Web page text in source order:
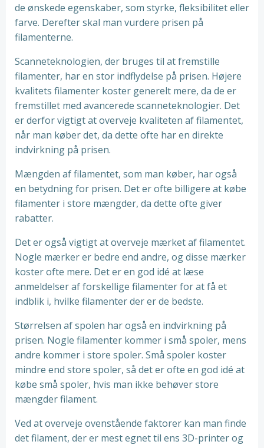
de ønskede egenskaber, som styrke, fleksibilitet eller
farve. Derefter skal man vurdere prisen på
filamenterne.
Scanneteknologien, der bruges til at fremstille
filamenter, har en stor indflydelse på prisen. Højere
kvalitets filamenter koster generelt mere, da de er
fremstillet med avancerede scanneteknologier. Det
er derfor vigtigt at overveje kvaliteten af filamentet,
når man køber det, da dette ofte har en direkte
indvirkning på prisen.
Mængden af filamentet, som man køber, har også
en betydning for prisen. Det er ofte billigere at købe
filamenter i store mængder, da dette ofte giver
rabatter.
Det er også vigtigt at overveje mærket af filamentet.
Nogle mærker er bedre end andre, og disse mærker
koster ofte mere. Det er en god idé at læse
anmeldelser af forskellige filamenter for at få et
indblik i, hvilke filamenter der er de bedste.
Størrelsen af spolen har også en indvirkning på
prisen. Nogle filamenter kommer i små spoler, mens
andre kommer i store spoler. Små spoler koster
mindre end store spoler, så det er ofte en god idé at
købe små spoler, hvis man ikke behøver store
mængder filament.
Ved at overveje ovenstående faktorer kan man finde
det filament, der er mest egnet til ens 3D-printer og